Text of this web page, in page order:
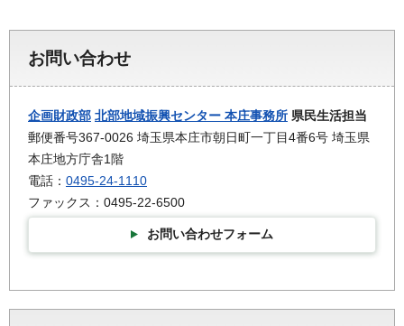
お問い合わせ
企画財政部 北部地域振興センター 本庄事務所 県民生活担当
郵便番号367-0026 埼玉県本庄市朝日町一丁目4番6号 埼玉県
本庄地方庁舎1階
電話： 0495-24-1110
ファックス：0495-22-6500
お問い合わせフォーム